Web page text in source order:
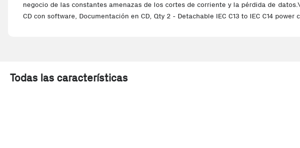
negocio de las constantes amenazas de los cortes de corriente y la pérdida de
CD con software, Documentación en CD, Qty 2 - Detachable IEC C13 to IEC C14
Todas las características